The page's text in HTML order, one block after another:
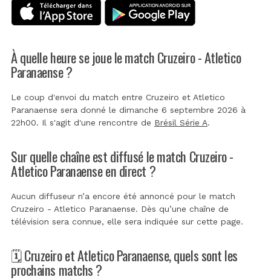
À quelle heure se joue le match Cruzeiro - Atletico
Paranaense ?
Le coup d'envoi du match entre Cruzeiro et Atletico
Paranaense sera donné le dimanche 6 septembre 2026 à
22h00. Il s'agit d'une rencontre de Brésil Série A.
Sur quelle chaîne est diffusé le match Cruzeiro -
Atletico Paranaense en direct ?
Aucun diffuseur n’a encore été annoncé pour le match
Cruzeiro - Atletico Paranaense. Dès qu’une chaîne de
télévision sera connue, elle sera indiquée sur cette page.
🗓️ Cruzeiro et Atletico Paranaense, quels sont les
prochains matchs ?